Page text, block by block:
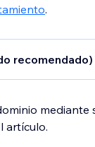
.
recomendado)
Wix aloja tus
del dominio
mediante
artículo.